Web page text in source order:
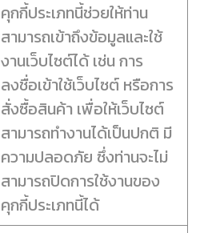
คุกกี้ประเภทนี้ช่วยให้ท่าน
สามารถเข้าถึงข้อมูลและใช้
งานเว็บไซต์ได้ เช่น การ
ลงชื่อเข้าใช้เว็บไซต์ หรือการ
สั่งซื้อสินค้า เพื่อให้เว็บไซต์
สามารถทำงานได้เป็นปกติ มี
ความปลอดภัย ซึ่งท่านจะไม่
สามารถปิดการใช้งานของ
คุกกี้ประเภทนี้ได้